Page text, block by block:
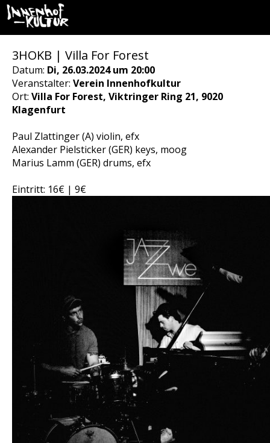
3HOKB | Villa For Forest
Datum: Di, 26.03.2024 um 20:00
Veranstalter: Verein Innenhofkultur
Ort: Villa For Forest, Viktringer Ring 21, 9020
Klagenfurt
Paul Zlattinger (A) violin, efx
Alexander Pielsticker (GER) keys, moog
Marius Lamm (GER) drums, efx
Eintritt: 16€ | 9€